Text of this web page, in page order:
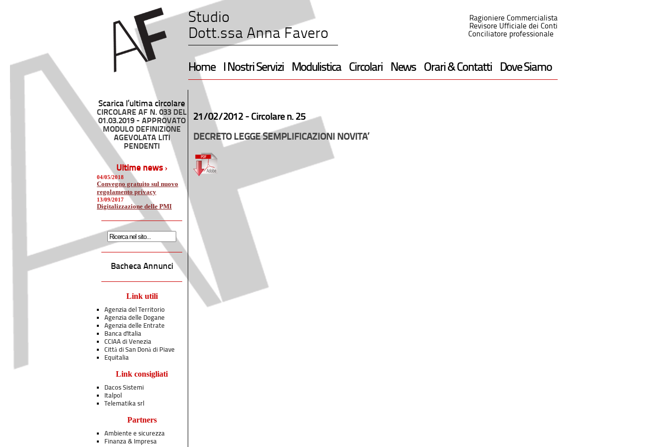
Studio
Dott.ssa Anna Favero
Ragioniere Commercialista
Revisore Ufficiale dei Conti
Conciliatore professionale
Home I Nostri Servizi Modulistica Circolari News Orari & Contatti Dove Siamo
Scarica l’ultima circolare
CIRCOLARE AF N. 033 DEL
01.03.2019 - APPROVATO
MODULO DEFINIZIONE
AGEVOLATA LITI
PENDENTI
Ultime news ›
04/05/2018
Convegno gratuito sul nuovo
regolamento privacy
13/09/2017
Digitalizzazione delle PMI
Bacheca Annunci
Link utili
Agenzia del Territorio
Agenzia delle Dogane
Agenzia delle Entrate
Banca d'Italia
CCIAA di Venezia
Città di San Donà di Piave
Equitalia
Link consigliati
Dacos Sistemi
Italpol
Telematika srl
Partners
Ambiente e sicurezza
Finanza & Impresa
21/02/2012 - Circolare n. 25
DECRETO LEGGE SEMPLIFICAZIONI NOVITA’